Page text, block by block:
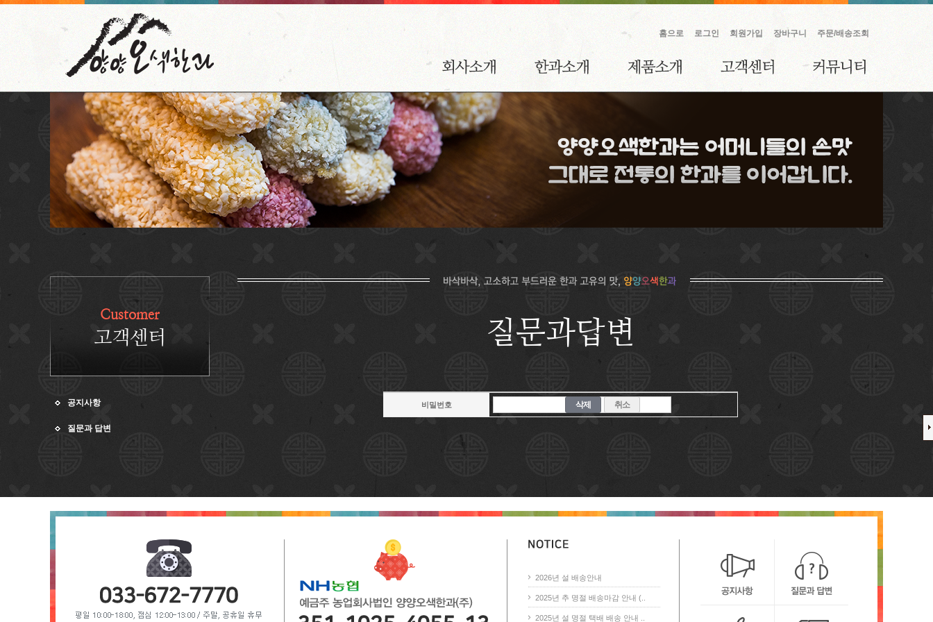
홈으로 로그인 회원가입 장바구니 주문/배송조회
Customer
고객센터
공지사항
질문과 답변
질문과답변
비밀번호 삭제 취소
2026년 설 배송안내
2025년 추 명절 배송마감 안내 (..
2025년 설 명절 택배 배송 안내 ..